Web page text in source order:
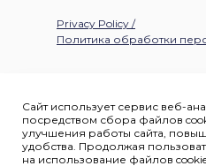
©1994-2026. All rights
Privacy Policy /
Политика обработки
Сайт использует сервис веб-
посредством сбора файлов
улучшения работы сайта,
удобства. Продолжая
на использование файлов